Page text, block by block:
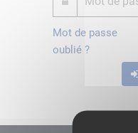
Mot de passe
oublié ?